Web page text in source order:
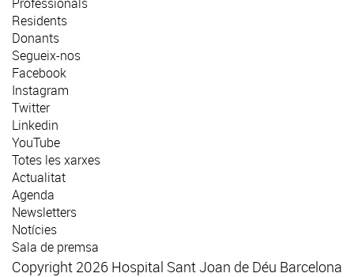
Residents
Donants
Segueix-nos
Facebook
Instagram
Twitter
Linkedin
YouTube
Totes les xarxes
Actualitat
Agenda
Newsletters
Notícies
Sala de premsa
Copyright 2026 Hospital Sant Joan de Déu Barcelona